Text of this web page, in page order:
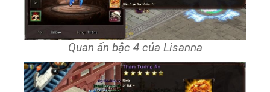
Quan ấn bậc 4 của Lisanna